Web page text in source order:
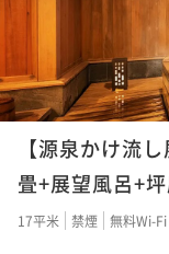
【源泉かけ流
畳+展望風呂+
17平米 禁煙 無料Wi-Fi